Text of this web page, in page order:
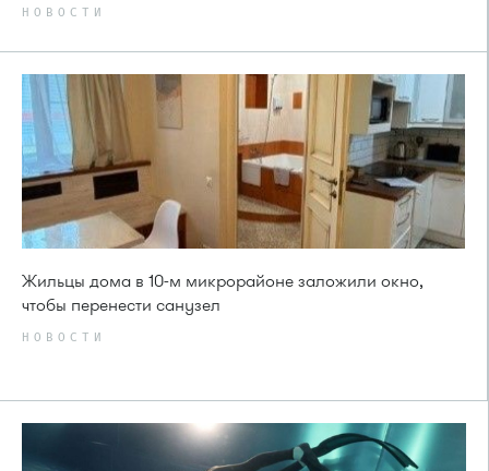
НОВОСТИ
Жильцы дома в 10-м микрорайоне заложили окно,
чтобы перенести санузел
НОВОСТИ